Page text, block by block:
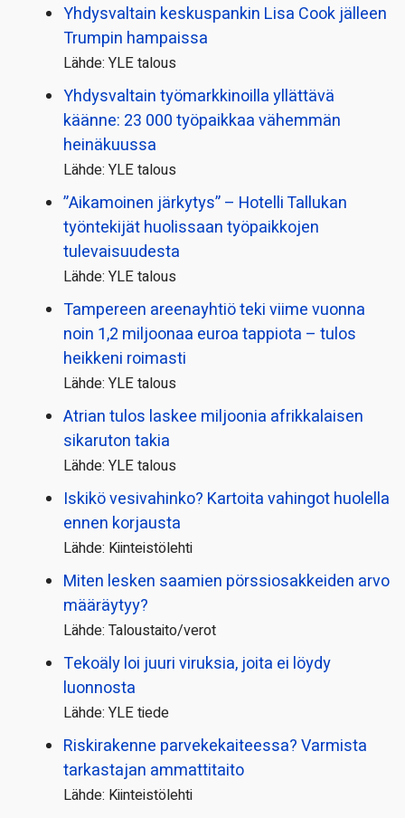
Yhdysvaltain keskuspankin Lisa Cook jälleen
Trumpin hampaissa
Lähde: YLE talous
Yhdysvaltain työmarkkinoilla yllättävä
käänne: 23 000 työpaikkaa vähemmän
heinäkuussa
Lähde: YLE talous
”Aikamoinen järkytys” – Hotelli Tallukan
työntekijät huolissaan työpaikkojen
tulevaisuudesta
Lähde: YLE talous
Tampereen areenayhtiö teki viime vuonna
noin 1,2 miljoonaa euroa tappiota – tulos
heikkeni roimasti
Lähde: YLE talous
Atrian tulos laskee miljoonia afrikkalaisen
sikaruton takia
Lähde: YLE talous
Iskikö vesivahinko? Kartoita vahingot huolella
ennen korjausta
Lähde: Kiinteistölehti
Miten lesken saamien pörssi­osakkeiden arvo
määräytyy?
Lähde: Taloustaito/verot
Tekoäly loi juuri viruksia, joita ei löydy
luonnosta
Lähde: YLE tiede
Riskirakenne parvekekaiteessa? Varmista
tarkastajan ammattitaito
Lähde: Kiinteistölehti